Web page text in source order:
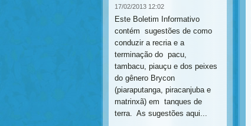
17/02/2013 12:02
Este Boletim Informativo
contém sugestões de como
conduzir a recria e a
terminação do pacu,
tambacu, piauçu e dos peixes
do gênero Brycon
(piaraputanga, piracanjuba e
matrinxã) em tanques de
terra. As sugestões aqui...